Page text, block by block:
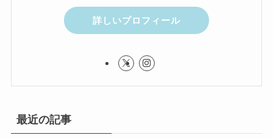
詳しいプロフィール
最近の記事